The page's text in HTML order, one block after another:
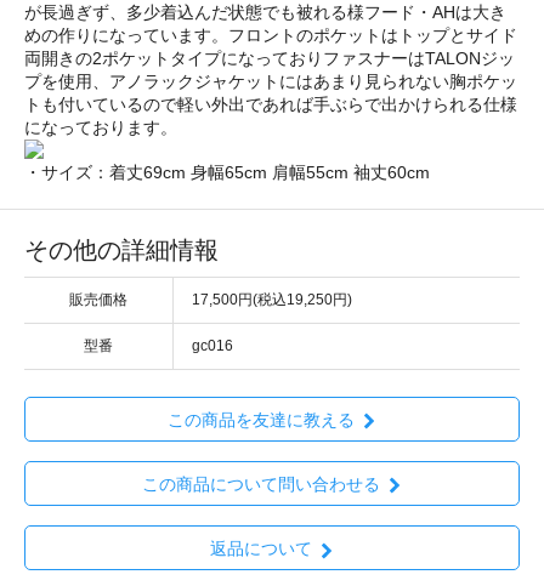
が長過ぎず、多少着込んだ状態でも被れる様フード・AHは大き
めの作りになっています。フロントのポケットはトップとサイド
両開きの2ポケットタイプになっておりファスナーはTALONジッ
プを使用、アノラックジャケットにはあまり見られない胸ポケッ
トも付いているので軽い外出であれば手ぶらで出かけられる仕様
になっております。
・サイズ：着丈69cm 身幅65cm 肩幅55cm 袖丈60cm
その他の詳細情報
販売価格 17,500円(税込19,250円)
型番 gc016
この商品を友達に教える
この商品について問い合わせる
返品について